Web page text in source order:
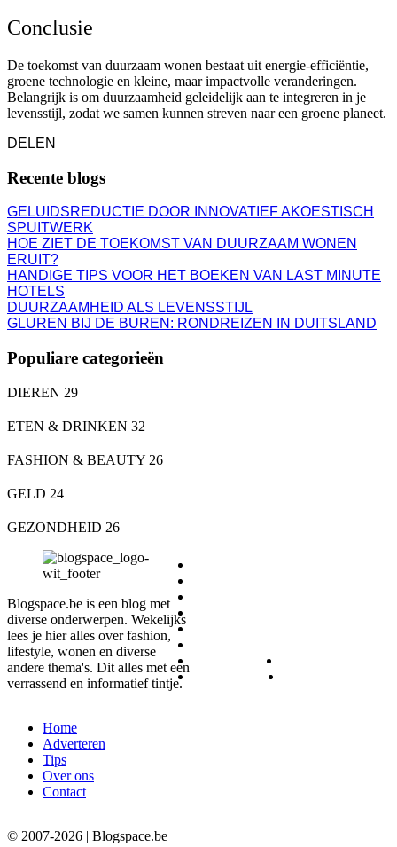
Conclusie
De toekomst van duurzaam wonen bestaat uit energie-efficiëntie,
groene technologie en kleine, maar impactvolle veranderingen.
Belangrijk is om duurzaamheid geleidelijk aan te integreren in je
levensstijl, zodat we samen kunnen streven naar een groene planeet.
DELEN
Recente blogs
GELUIDSREDUCTIE DOOR INNOVATIEF AKOESTISCH
SPUITWERK
HOE ZIET DE TOEKOMST VAN DUURZAAM WONEN
ERUIT?
HANDIGE TIPS VOOR HET BOEKEN VAN LAST MINUTE
HOTELS
DUURZAAMHEID ALS LEVENSSTIJL
GLUREN BIJ DE BUREN: RONDREIZEN IN DUITSLAND
Populiare categorieën
DIEREN 29
ETEN & DRINKEN 32
FASHION & BEAUTY 26
GELD 24
GEZONDHEID 26
Blogspace.be is een blog met
diverse onderwerpen. Wekelijks
lees je hier alles over fashion,
lifestyle, wonen en diverse
andere thema's. Dit alles met een
verrassend en informatief tintje.
Home
Adverteren
Tips
Over ons
Contact
© 2007-2026 | Blogspace.be